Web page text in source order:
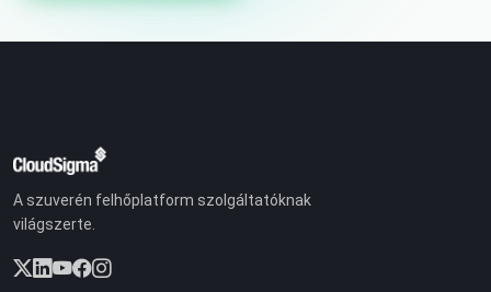
A szuverén felhőplatform szolgáltatóknak
világszerte.